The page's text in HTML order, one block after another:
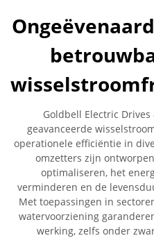
Goldbell Electric
geavanceerde
operationele efficiëntie in
omzetters zijn
optimaliseren, het
verminderen en de
Met toepassingen in
watervoorziening
werking, zelfs onder